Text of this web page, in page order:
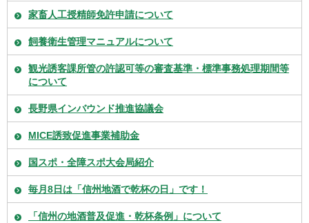
家畜人工授精師免許申請について
飼養衛生管理マニュアルについて
観光誘客課所管の許認可等の審査基準・標準事務処理期間等
について
長野県インバウンド推進協議会
MICE誘致促進事業補助金
国スポ・全障スポ大会局紹介
毎月8日は「信州地酒で乾杯の日」です！
「信州の地酒普及促進・乾杯条例」について